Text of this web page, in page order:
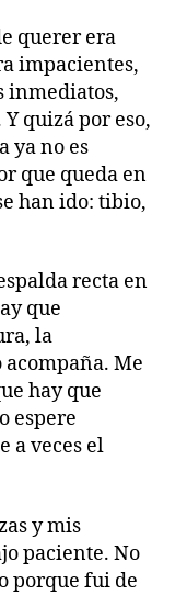
querer era
impacientes,
inmediatos,
quizá por eso,
ya no es
que queda en
han ido: tibio,
recta en
que
la
Me
hay que
espere
a veces el
y mis
paciente. No
porque fui de